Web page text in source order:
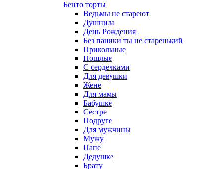
Бенто торты
Ведьмы не стареют
Душнила
День Рождения
Без паники ты не старенький
Прикольные
Пошлые
С сердечками
Для девушки
Жене
Для мамы
Бабушке
Сестре
Подруге
Для мужчины
Мужу
Папе
Дедушке
Брату